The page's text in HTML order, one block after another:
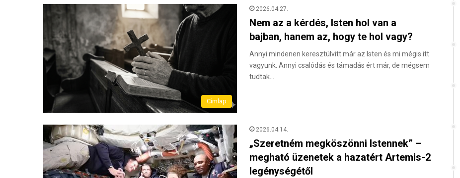
Címlap
2026.04.27.
Nem az a kérdés, Isten hol van a
bajban, hanem az, hogy te hol vagy?
Annyi mindenen keresztülvitt már az Isten és mi mégis itt
vagyunk. Annyi csalódás és támadás ért már, de mégsem
tudtak…
2026.04.14.
„Szeretném megköszönni Istennek” –
megható üzenetek a hazatért Artemis-2
legénységétől